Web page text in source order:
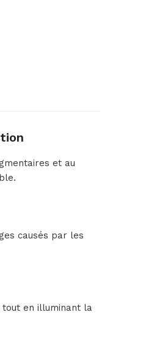
et au
causés par les
en illuminant la